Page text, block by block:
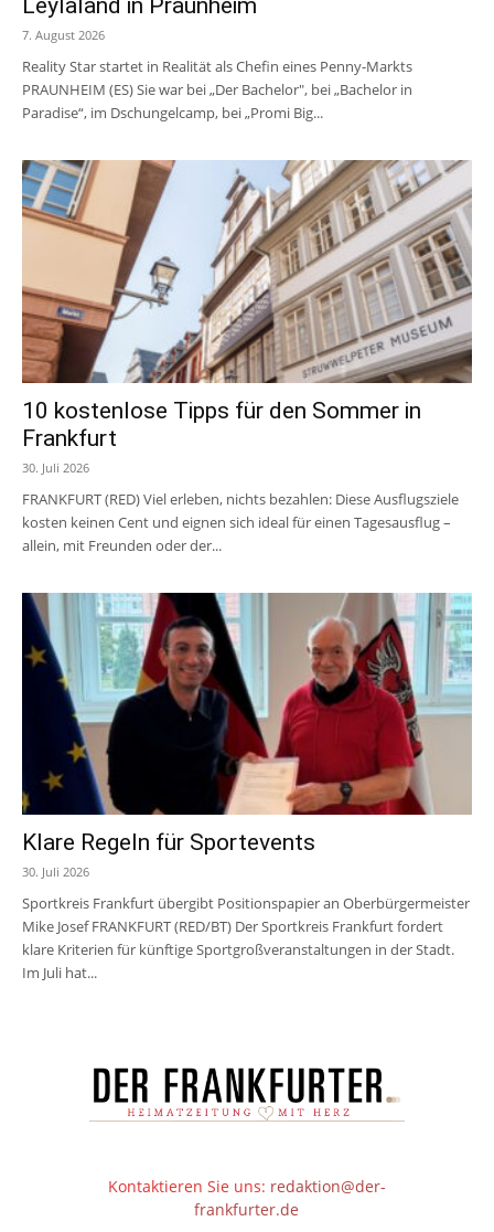
Leylaland in Praunheim
7. August 2026
Reality Star startet in Realität als Chefin eines Penny-Markts
PRAUNHEIM (ES) Sie war bei „Der Bachelor", bei „Bachelor in
Paradise“, im Dschungelcamp, bei „Promi Big...
10 kostenlose Tipps für den Sommer in
Frankfurt
30. Juli 2026
FRANKFURT (RED) Viel erleben, nichts bezahlen: Diese Ausflugsziele
kosten keinen Cent und eignen sich ideal für einen Tagesausflug –
allein, mit Freunden oder der...
Klare Regeln für Sportevents
30. Juli 2026
Sportkreis Frankfurt übergibt Positionspapier an Oberbürgermeister
Mike Josef FRANKFURT (RED/BT) Der Sportkreis Frankfurt fordert
klare Kriterien für künftige Sportgroßveranstaltungen in der Stadt.
Im Juli hat...
Kontaktieren Sie uns: redaktion@der-
frankfurter.de